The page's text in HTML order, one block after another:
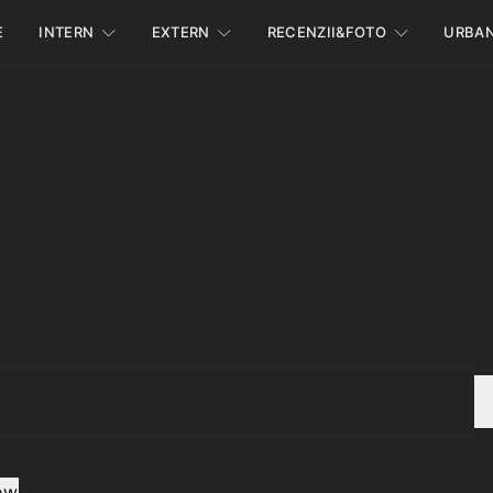
INTERN EXTERN RECENZII&FOTO